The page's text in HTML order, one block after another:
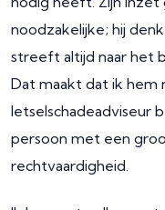
noodzakelijke; hij
streeft altijd naar het
Dat maakt dat ik hem
letselschadeadviseur
persoon met een
rechtvaardigheid.